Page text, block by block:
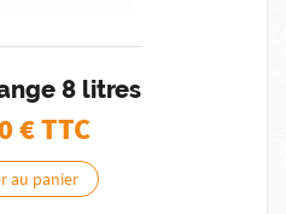
8 litres
€ TTC
au panier